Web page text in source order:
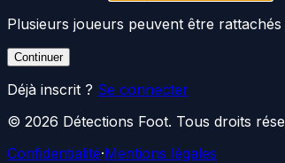
Plusieurs joueurs peuvent être rattachés
Continuer
Déjà inscrit ? Se connecter
© 2026 Détections Foot. Tous droits
Confidentialité·Mentions légales